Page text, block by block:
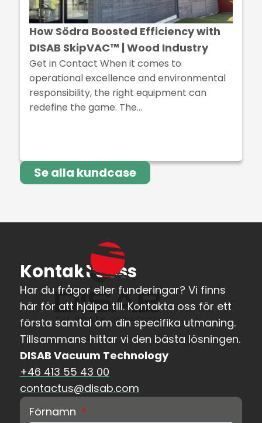
How Södra Boosted Efficiency with
DISAB SkipVAC™ | Wood Industry
Get in Contact When it comes to
operational excellence and environmental
responsibility, the right equipment can
redefine the game. The…
Se alla kundcase
Kontakta oss
Har du frågor eller funderingar? Vi finns
här för att hjälpa till. Kontakta oss för ett
första samtal om din specifika utmaning.
Tillsammans hittar vi den bästa lösningen.
DISAB Vacuum Technology
+46 413 55 43 00
contactus@disab.com
Förnamn